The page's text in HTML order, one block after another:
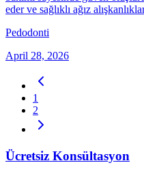
eder ve sağlıklı ağız
Pedodonti
April 28, 2026
1
2
Ücretsiz Konsültasyon